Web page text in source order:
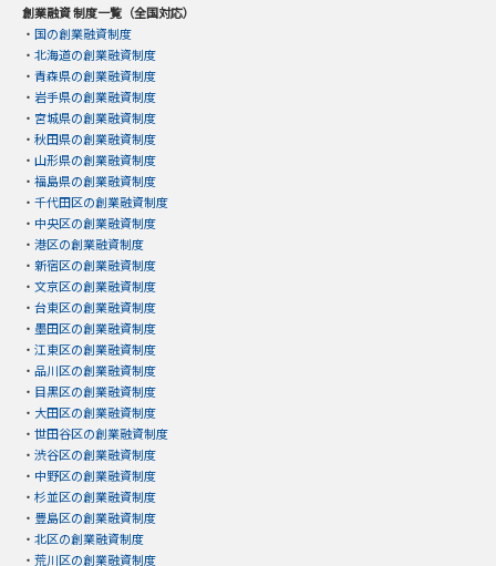
創業融資 制度一覧（全国対応）
・ 国の創業融資制度
・ 北海道の創業融資制度
・ 青森県の創業融資制度
・ 岩手県の創業融資制度
・ 宮城県の創業融資制度
・ 秋田県の創業融資制度
・ 山形県の創業融資制度
・ 福島県の創業融資制度
・ 千代田区の創業融資制度
・ 中央区の創業融資制度
・ 港区の創業融資制度
・ 新宿区の創業融資制度
・ 文京区の創業融資制度
・ 台東区の創業融資制度
・ 墨田区の創業融資制度
・ 江東区の創業融資制度
・ 品川区の創業融資制度
・ 目黒区の創業融資制度
・ 大田区の創業融資制度
・ 世田谷区の創業融資制度
・ 渋谷区の創業融資制度
・ 中野区の創業融資制度
・ 杉並区の創業融資制度
・ 豊島区の創業融資制度
・ 北区の創業融資制度
・ 荒川区の創業融資制度